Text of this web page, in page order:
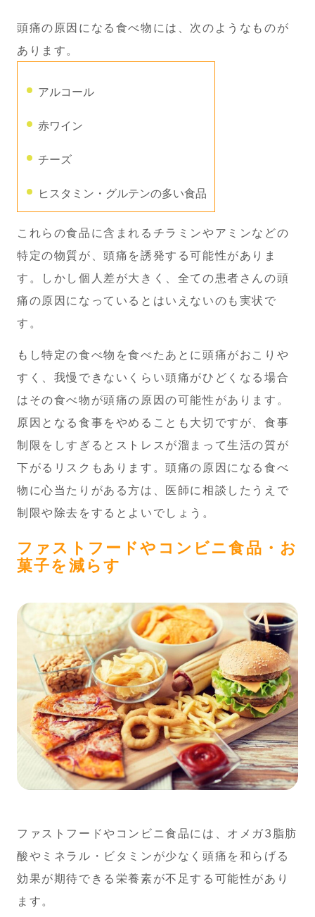
頭痛の原因になる食べ物には、次のようなものが
あります。
アルコール
赤ワイン
チーズ
ヒスタミン・グルテンの多い食品
これらの食品に含まれるチラミンやアミンなどの
特定の物質が、頭痛を誘発する可能性がありま
す。しかし個人差が大きく、全ての患者さんの頭
痛の原因になっているとはいえないのも実状で
す。
もし特定の食べ物を食べたあとに頭痛がおこりや
すく、我慢できないくらい頭痛がひどくなる場合
はその食べ物が頭痛の原因の可能性があります。
原因となる食事をやめることも大切ですが、食事
制限をしすぎるとストレスが溜まって生活の質が
下がるリスクもあります。頭痛の原因になる食べ
物に心当たりがある方は、医師に相談したうえで
制限や除去をするとよいでしょう。
ファストフードやコンビニ食品・お
菓子を減らす
ファストフードやコンビニ食品には、オメガ3脂肪
酸やミネラル・ビタミンが少なく頭痛を和らげる
効果が期待できる栄養素が不足する可能性があり
ます。